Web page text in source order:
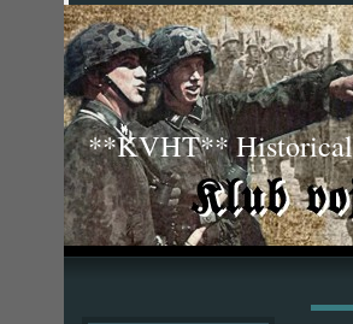
**KVHT** Historical